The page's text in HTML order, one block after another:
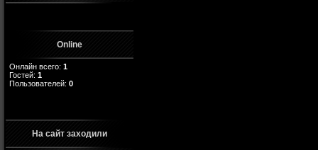
Online
Онлайн всего: 1
Гостей: 1
Пользователей: 0
На сайт заходили